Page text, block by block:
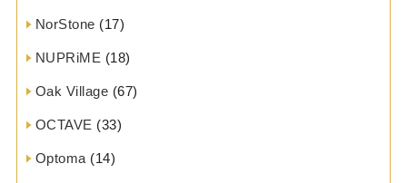
NorStone (17)
NUPRiME (18)
Oak Village (67)
OCTAVE (33)
Optoma (14)